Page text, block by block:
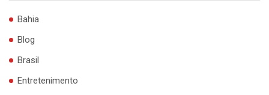
Bahia
Blog
Brasil
Entretenimento